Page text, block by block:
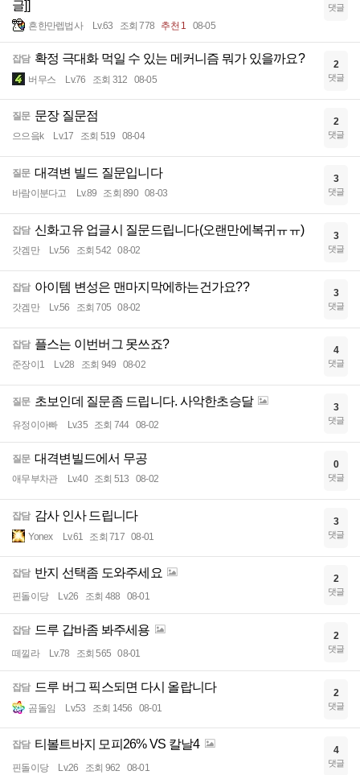
글]]
흔한만렙법사 Lv.63 조회 778 추천 1 08-05
댓글
잡담 확정 극대화 먹일 수 있는 메커니즘 뭐가 있을까요?
버무스 Lv.76 조회 312 08-05
2
댓글
질문 문장 질문점
으으읔k Lv.17 조회 519 08-04
2
댓글
질문 대격변 빌드 질문입니다
바람이분다고 Lv.89 조회 890 08-03
3
댓글
잡담 신화고유 업글시 질문드립니다(오랜만에복귀ㅠㅠ)
갓겜만 Lv.56 조회 542 08-02
3
댓글
잡담 아이템 변성은 맨마지막에하는건가요??
갓겜만 Lv.56 조회 705 08-02
3
댓글
잡담 플스는 이번버그 못쓰죠?
준장이1 Lv.28 조회 949 08-02
4
댓글
질문 초보인데 질문좀 드립니다. 사악한초승달
유정이아빠 Lv.35 조회 744 08-02
3
댓글
질문 대격변빌드에서 무공
애무부차관 Lv.40 조회 513 08-02
0
댓글
잡담 감사 인사 드립니다
Yonex Lv.61 조회 717 08-01
3
댓글
잡담 반지 선택좀 도와주세요
핀돌이당 Lv.26 조회 488 08-01
2
댓글
잡담 드루 갑바좀 봐주세용
떼낄라 Lv.78 조회 565 08-01
2
댓글
잡담 드루 버그 픽스되면 다시 올랍니다
곰돌임 Lv.53 조회 1456 08-01
2
댓글
잡담 티볼트바지 모피26% VS 칼날4
핀돌이당 Lv.26 조회 962 08-01
4
댓글